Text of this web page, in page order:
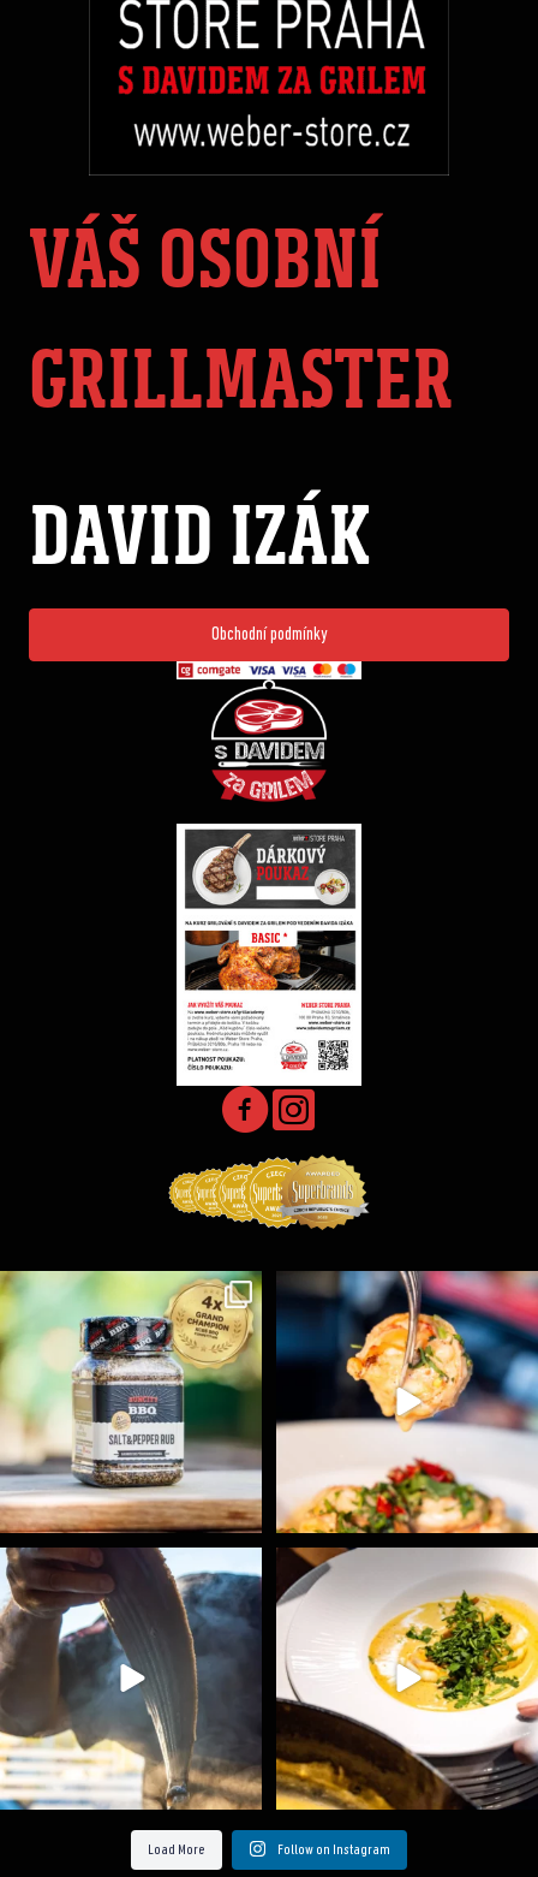
VÁŠ OSOBNÍ
GRILLMASTER
DAVID IZÁK
Obchodní podmínky
Koření Suncity – autentická BBQ chuť u vás doma!...
1 0
Spoustu podobných triků, které vám usnadní nejenom ...
9 0
Ryba na grilu je opravdu rychlá, a stejně tak Všechny fámozní recepty, které znáte z našich
0
Load More Follow on Instagram